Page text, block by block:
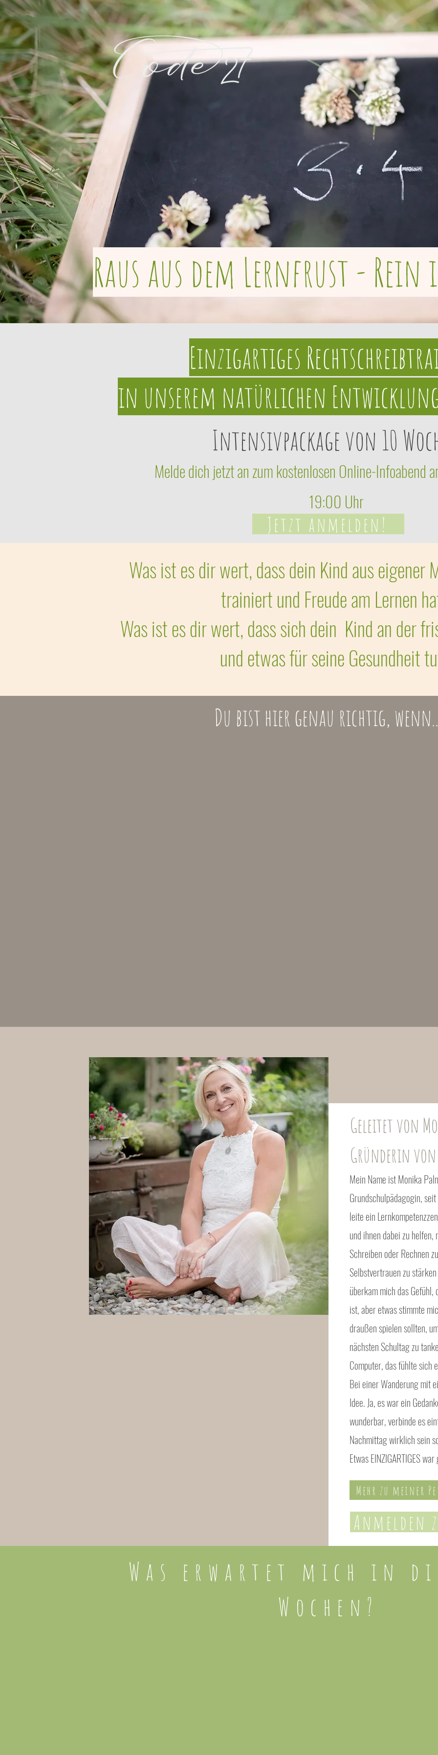
Raus aus dem Lernfrust - Rein
Einzigartiges
in unserem natürlichen
Intensivpackage von 10
Melde dich jetzt an zum kostenlosen Online-
19:00 Uhr
Jetzt anmelden!
Was ist es dir wert, dass dein Kind aus eigener
trainiert und Freude am Lernen
Was ist es dir wert, dass sich dein Kind an der
und etwas für seine Gesundheit
Du bist hier genau richtig,
Geleitet von
Gründerin von
Mein Name ist Monika
Grundschulpädagogin,
leite ein
und ihnen dabei zu
Schreiben oder Rechnen
Selbstvertrauen zu
überkam mich das
ist, aber etwas stimmte
draußen spielen sollten,
nächsten Schultag zu
Computer, das fühlte
Bei einer Wanderung mit
Idee. Ja, es war ein
wunderbar, verbinde es
Nachmittag wirklich sein
Etwas EINZIGARTIGES
Mehr zu meiner
Anmelden
Was erwartet mich in
Wochen?